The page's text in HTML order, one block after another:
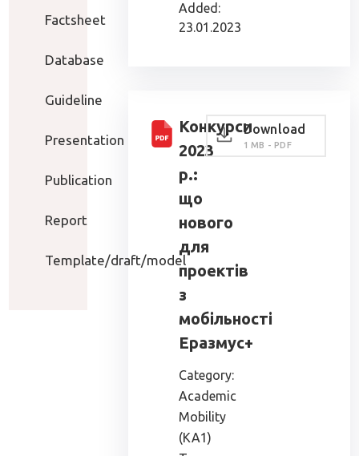
Factsheet
Database
Guideline
Presentation
Publication
Report
Template/draft/model
Added:
23.01.2023
Конкурси
2023
р.:
що
нового
для
проектів
з
мобільності
Еразмус+
Category:
Academic
Mobility
(KA1)
Download
1 MB - PDF